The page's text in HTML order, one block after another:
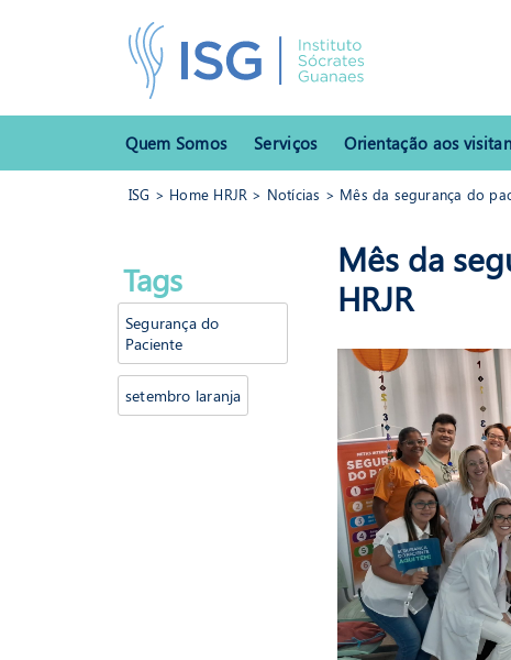
Quem Somos Serviços Orientação aos
ISG> Home HRJR> Notícias> Mês da segurança do paciente é
ISG > Home HRJR > Notícias > Mês da segurança do
Tags
Segurança do
Paciente
setembro laranja
Mês da
HRJRHRJR